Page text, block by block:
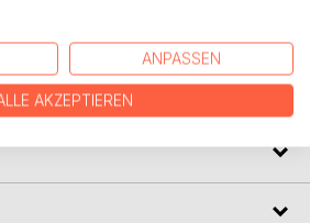
ANPASSEN
AKZEPTIEREN